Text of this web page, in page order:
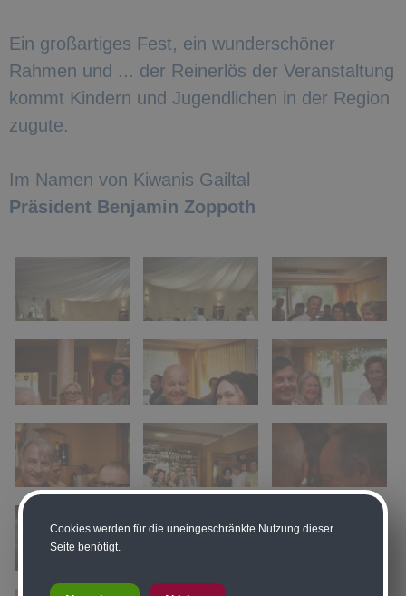
Ein großartiges Fest, ein wunderschöner
Rahmen und ... der Reinerlös der Veranstaltung
kommt Kindern und Jugendlichen in der Region
zugute.
Im Namen von Kiwanis Gailtal
Präsident Benjamin Zoppoth
Cookies werden für die uneingeschränkte Nutzung dieser
Seite benötigt.